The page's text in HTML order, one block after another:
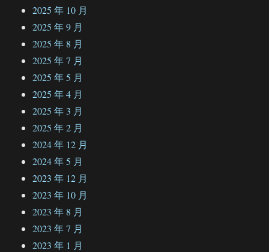
2025 年 10 月
2025 年 9 月
2025 年 8 月
2025 年 7 月
2025 年 5 月
2025 年 4 月
2025 年 3 月
2025 年 2 月
2024 年 12 月
2024 年 5 月
2023 年 12 月
2023 年 10 月
2023 年 8 月
2023 年 7 月
2023 年 1 月